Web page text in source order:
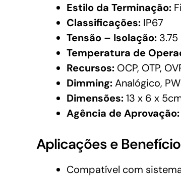
Estilo da Terminação:
Classificações: IP67
Tensão – Isolação: 3.75
Temperatura de
Recursos: OCP, OTP,
Dimming:Analógico,
Dimensões:13 x 6 x
Agência de Aprovação:
Aplicações e
Compatível com